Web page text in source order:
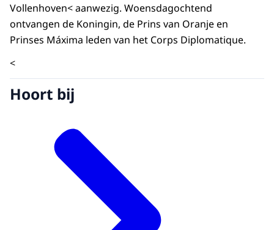
Vollenhoven< aanwezig. Woensdagochtend
ontvangen de Koningin, de Prins van Oranje en
Prinses Máxima leden van het Corps Diplomatique.
<
Hoort bij